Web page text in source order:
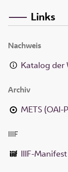
Links
Nachweis
Katalog der
Archiv
METS (OAI-
IIIF
IIIF-Manifest